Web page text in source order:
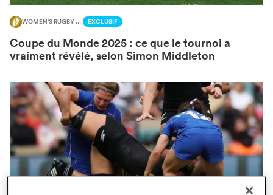
WOMEN'S RUGBY WORLD CUP EXCLUSIF
Coupe du Monde 2025 : ce que le tournoi a
vraiment révélé, selon Simon Middleton